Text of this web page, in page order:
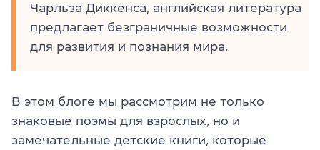
Чарльза Диккенса, английская литература
предлагает безграничные возможности
для развития и познания мира.
В этом блоге мы рассмотрим не только
знаковые поэмы для взрослых, но и
замечательные детские книги, которые